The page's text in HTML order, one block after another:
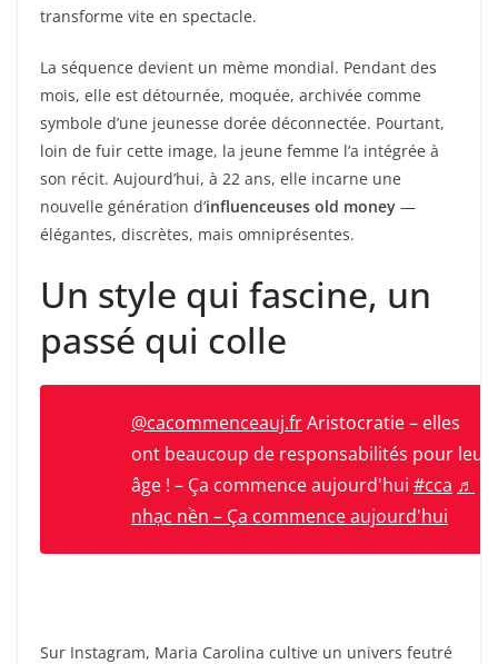
transforme vite en spectacle.
La séquence devient un mème mondial. Pendant des
mois, elle est détournée, moquée, archivée comme
symbole d’une jeunesse dorée déconnectée. Pourtant,
loin de fuir cette image, la jeune femme l’a intégrée à
son récit. Aujourd’hui, à 22 ans, elle incarne une
nouvelle génération d’influenceuses old money —
élégantes, discrètes, mais omniprésentes.
Un style qui fascine, un
passé qui colle
@cacommenceauj.frAristocratie – elles
ont beaucoup de responsabilités pour leur
âge ! – Ça commence aujourd'hui #cca ♬
nhạc nền – Ça commence aujourd'hui
Sur Instagram, Maria Carolina cultive un univers feutré